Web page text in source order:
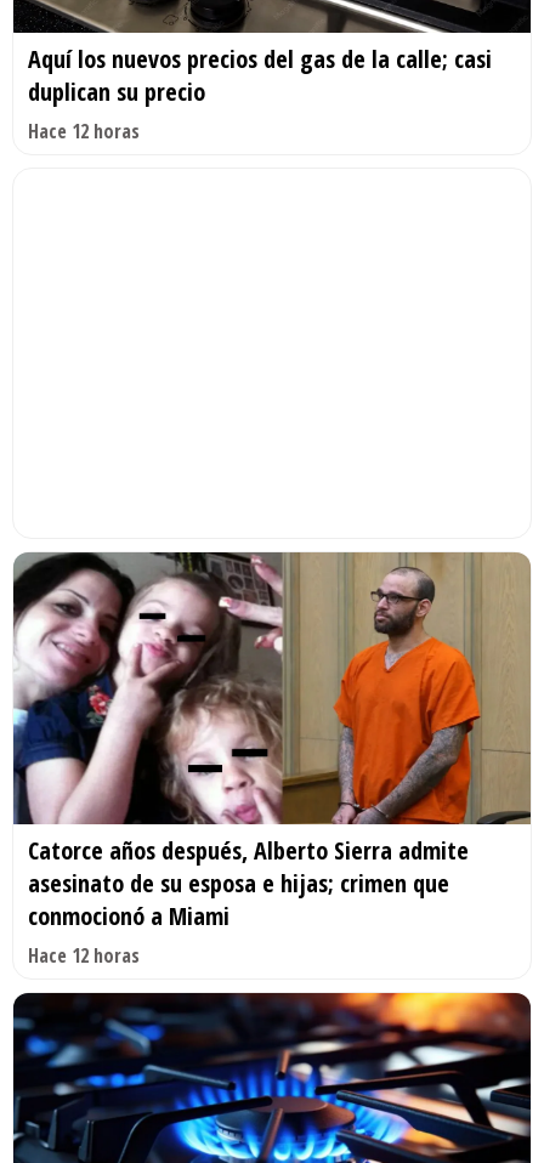
Aquí los nuevos precios del gas de la calle; casi
duplican su precio
Hace 12 horas
Catorce años después, Alberto Sierra admite
asesinato de su esposa e hijas; crimen que
conmocionó a Miami
Hace 12 horas